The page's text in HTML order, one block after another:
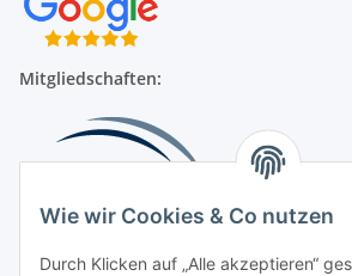
Wie wir Cookies & Co nutzen
Durch Klicken auf „Alle akzeptieren“
Mitgliedschaften: